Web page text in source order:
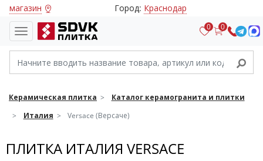
магазин Город: Краснодар
0 0
Керамическая плитка
Каталог керамогранита и плитки
Италия
Versace (Версаче)
ПЛИТКА ИТАЛИЯ VERSACE